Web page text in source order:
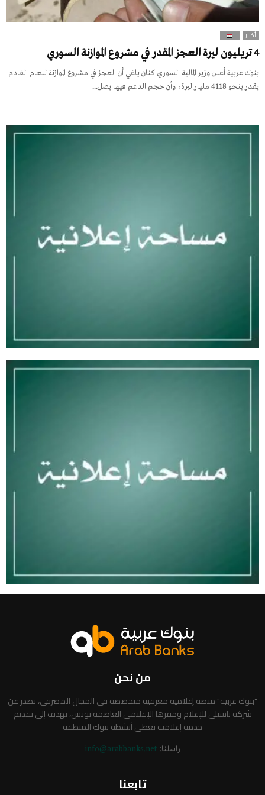
أخبار
4 تريليون ليرة العجز المقدر في مشروع الموازنة السوري
بنوك عربية أعلن وزير المالية السوري كنان ياغي أن العجز في مشروع الموازنة للعام القادم
يقدر بنحو 4118 مليار ليرة، وأن حجم الدعم فيها يصل...
من نحن
"بنوك عربية" منصة إعلامية معرفية متخصصة في المجال المصرفي، تصدر عن
شركة تاسيلي للإعلام ومقرها الإقليمي العاصمة تونس، تهدف إلى تقديم
خدمة إعلامية تغطي أنشطة بنوك المنطقة
راسلنا: info@arabbanks.net
تابعنا